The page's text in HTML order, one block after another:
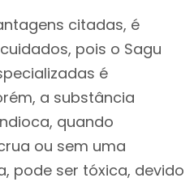
citadas, é
pois o Sagu
é
a substância
quando
ou sem uma
pode ser tóxica, devido